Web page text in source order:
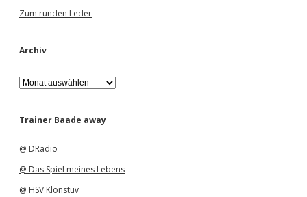
Zum runden Leder
Archiv
A
r
h
Trainer Baade away
@ DRadio
@ Das Spiel meines Lebens
@ HSV Klönstuv